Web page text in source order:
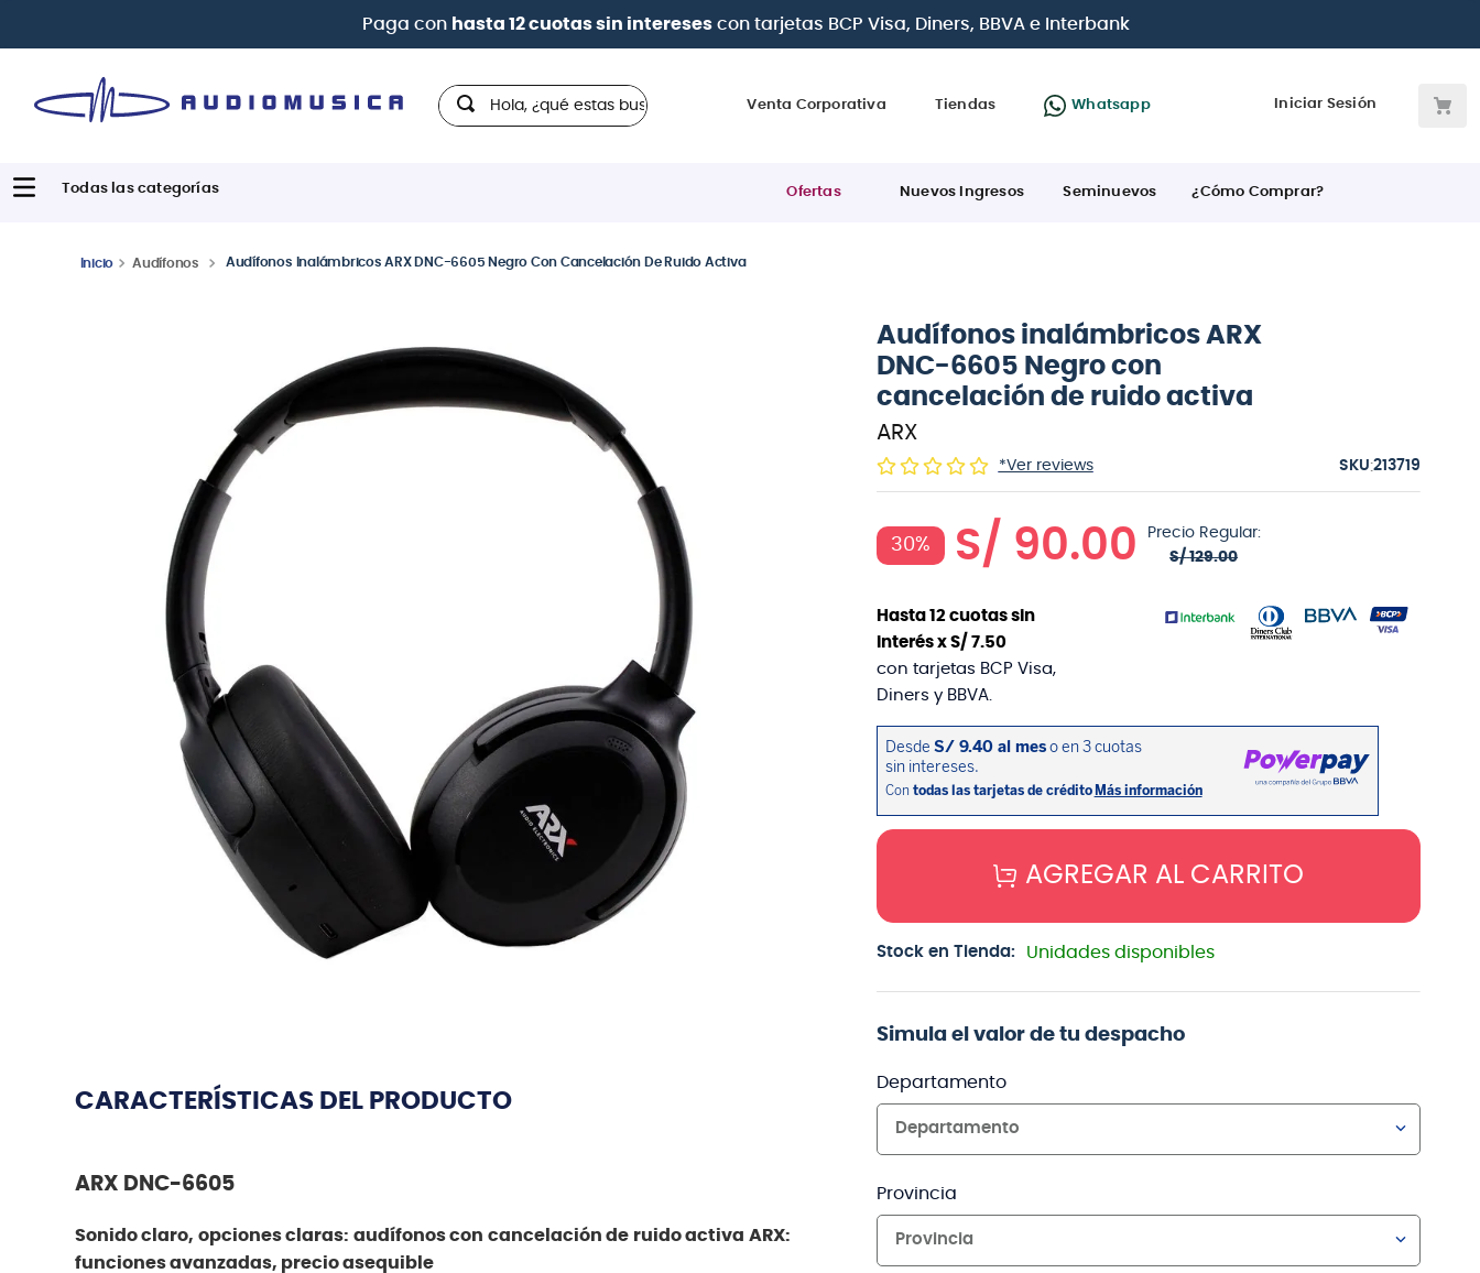
| Paga en cuotasdesde 0% de interéscon todas las tarjetas de crédito
Hola, ¿qué estas buscando?
Venta Corporativa Tiendas Whatsapp Iniciar Sesión
Ofertas Nuevos Ingresos Seminuevos ¿Cómo Comprar?
Audífonos Audífonos Inalámbricos ARX DNC-6605 Negro Con Cancelación De Ruido Activa
CARACTERÍSTICAS DEL PRODUCTO
ARX DNC-6605
Sonido claro, opciones claras: audífonos con cancelación de ruido activa ARX:
funciones avanzadas, precio asequible
Audífonos inalámbricos ARX
DNC-6605 Negro con
cancelación de ruido activa
ARX
*Ver reviews :213719
30% S/ 90.00
Precio Regular:
S/ 129.00
Hasta 12cuotas sin
interés x S/ 7.50
con tarjetas BCP Visa,
Diners y BBVA.
AGREGAR AL CARRITO
Stock en Tienda: Unidades disponibles
Simula el valor de tu despacho
Departamento
Departamento
Provincia
Provincia